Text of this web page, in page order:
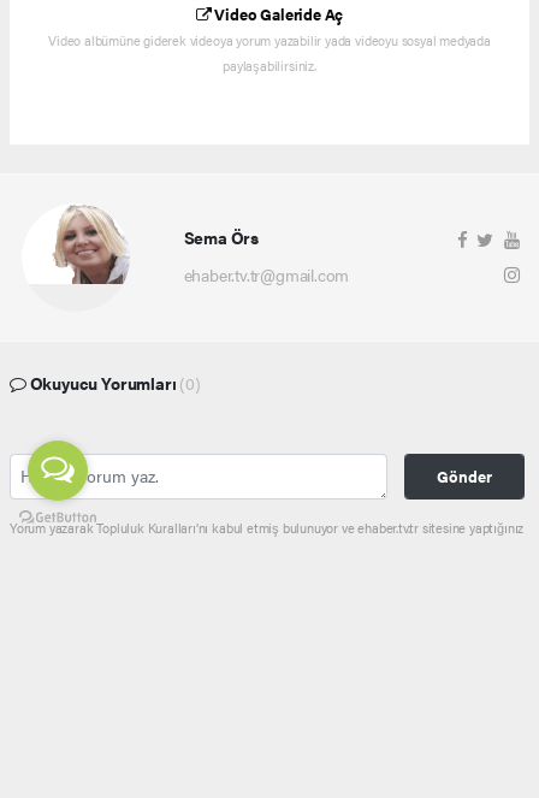
Video Galeride Aç
Video albümüne giderek videoya yorum yazabilir yada videoyu sosyal medyada
paylaşabilirsiniz.
Sema Örs
ehaber.tv.tr@gmail.com
Okuyucu Yorumları (0)
Gönder
Yorum yazarak Topluluk Kuralları’nı kabul etmiş bulunuyor ve ehaber.tv.tr sitesine yaptığınız